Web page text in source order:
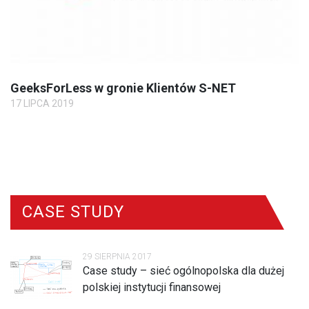
GeeksForLess w gronie Klientów S-NET
17 LIPCA 2019
CASE STUDY
29 SIERPNIA 2017
Case study – sieć ogólnopolska dla dużej
polskiej instytucji finansowej